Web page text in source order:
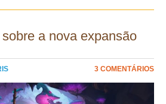
a nova expansão
3 COMENTÁRIOS